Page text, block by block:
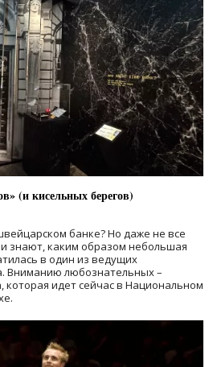
(и кисельных берегов)
банке? Но даже не все
знают, каким образом небольшая
в один из ведущих
Вниманию любознательных –
которая идет сейчас в Национальном